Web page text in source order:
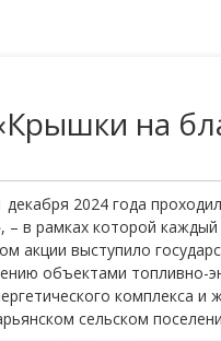
на
2024 года
в рамках которой
акции выступило
объектами топливно-
комплекса
сельском